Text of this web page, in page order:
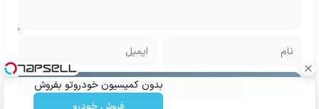
بدون کمیسیون خودروتو بفروش